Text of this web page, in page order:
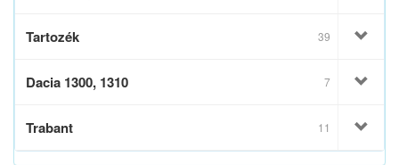
Tartozék 39
Dacia 1300, 1310 7
Trabant 11